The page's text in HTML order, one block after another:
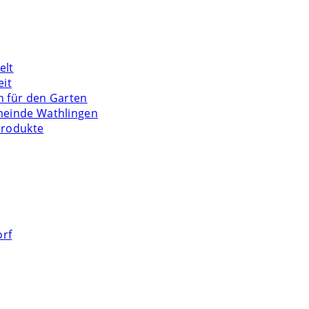
für den Garten
Wathlingen